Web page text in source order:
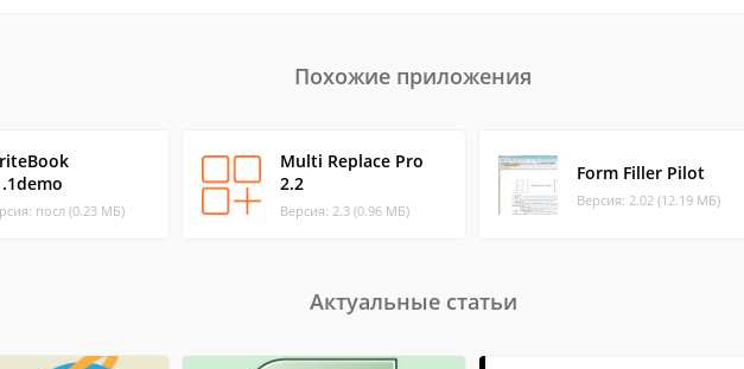
Похожие приложения
посл (0.23 МБ)
Multi Replace Pro
2.2
Версия: 2.3 (0.96 МБ)
Form Filler Pilot
Версия: 2.02 (12.19 МБ)
Актуальные статьи